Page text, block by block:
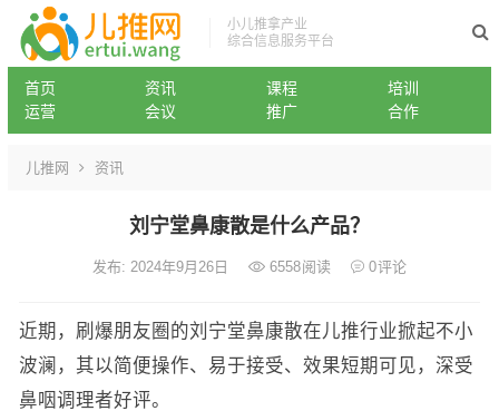
小儿推拿产业
综合信息服务平台
首页 资讯 课程
培训
运营
会议 推广 合作
儿推网 资讯
刘宁堂鼻康散是什么产品？
发布: 2024年9月26日 6558阅读 0评论
近期，刷爆朋友圈的刘宁堂鼻康散在儿推行业掀起不小
波澜，其以简便操作、易于接受、效果短期可见，深受
鼻咽调理者好评。